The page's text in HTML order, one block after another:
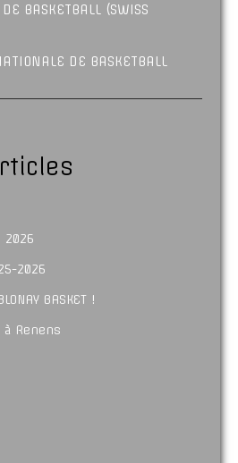
BASKETBALL (SWISS
DE BASKETBALL
2026
2026
BASKET !
à Renens